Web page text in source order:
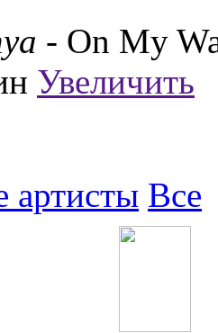
- On My
Увеличить
артисты Все